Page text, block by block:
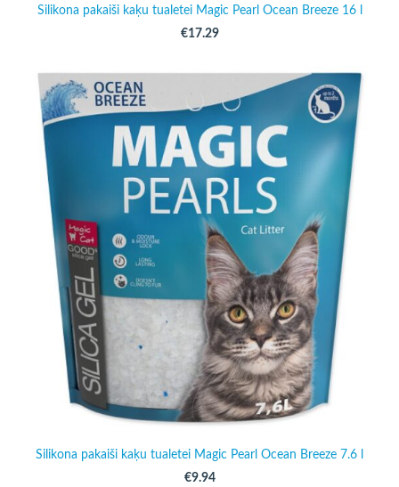
Silikona pakaiši kaķu tualetei Magic Pearl Ocean Breeze 16 l
€17.29
Silikona pakaiši kaķu tualetei Magic Pearl Ocean Breeze 7.6 l
€9.94